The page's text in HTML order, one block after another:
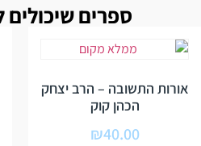
ספרים שיכולים
אורות התשובה – הרב יצחק
הכהן קוק
₪40.00